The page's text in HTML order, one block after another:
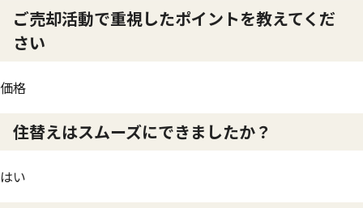
ご売却活動で重視したポイントを教えてくだ
さい
価格
住替えはスムーズにできましたか？
はい